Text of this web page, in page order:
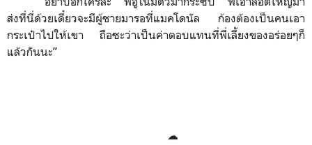
ส่งที่นี่ด้วยเดี๋ยวจะมีผู้ชายมารอที่แมคโดนัล ก้องต้องเป็นคนเอา
กระเป๋าไปให้เขา ถือซะว่าเป็นค่าตอบแทนที่พี่เลี้ยงของอร่อยๆก็
แล้วกันนะ”
☁